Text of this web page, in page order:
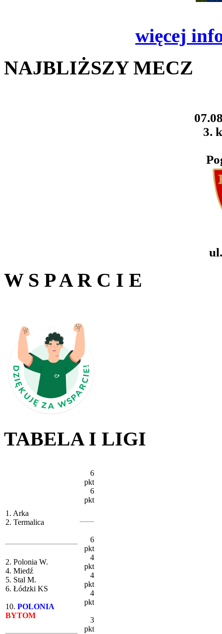
więcej
NAJBLIŻSZY MECZ
3.
W S P A R C I E
TABELA I LIGI
1. Arka
2. Termalica
2. Polonia W.
4. Miedź
5. Stal M.
6. Łódzki KS
10. POLONIA
BYTOM
6
pkt
6
pkt
6
pkt
4
pkt
4
pkt
4
pkt
3
pkt